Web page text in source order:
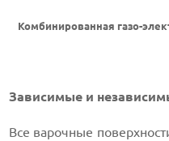
Комбинированная газо-
Зависимые и
Все варочные